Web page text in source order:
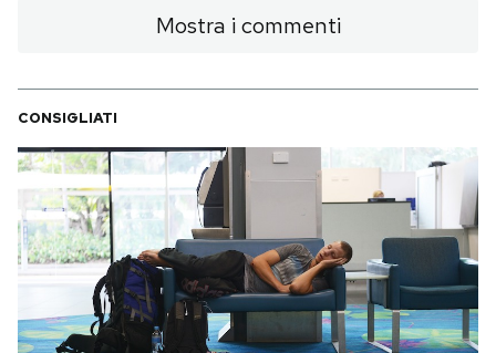
Mostra i commenti
CONSIGLIATI